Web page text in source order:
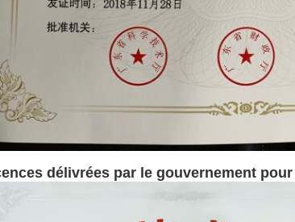
délivrées par le gouvernement